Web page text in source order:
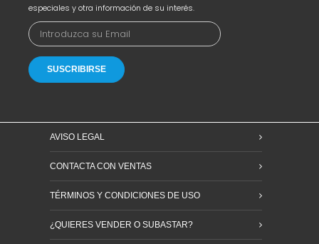
especiales y otra información de su interés.
AVISO LEGAL
CONTACTA CON VENTAS
TÉRMINOS Y CONDICIONES DE USO
¿QUIERES VENDER O SUBASTAR?